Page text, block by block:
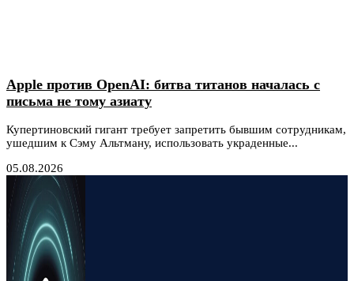
Apple против OpenAI: битва титанов началась с
письма не тому азиату
Купертиновский гигант требует запретить бывшим сотрудникам,
ушедшим к Сэму Альтману, использовать украденные...
05.08.2026